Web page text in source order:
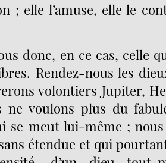
; elle l’amuse, elle le
donc, en ce cas, celle
Rendez-nous les
volontiers Jupiter,
ne voulons plus du
se meut lui-même ;
étendue et qui